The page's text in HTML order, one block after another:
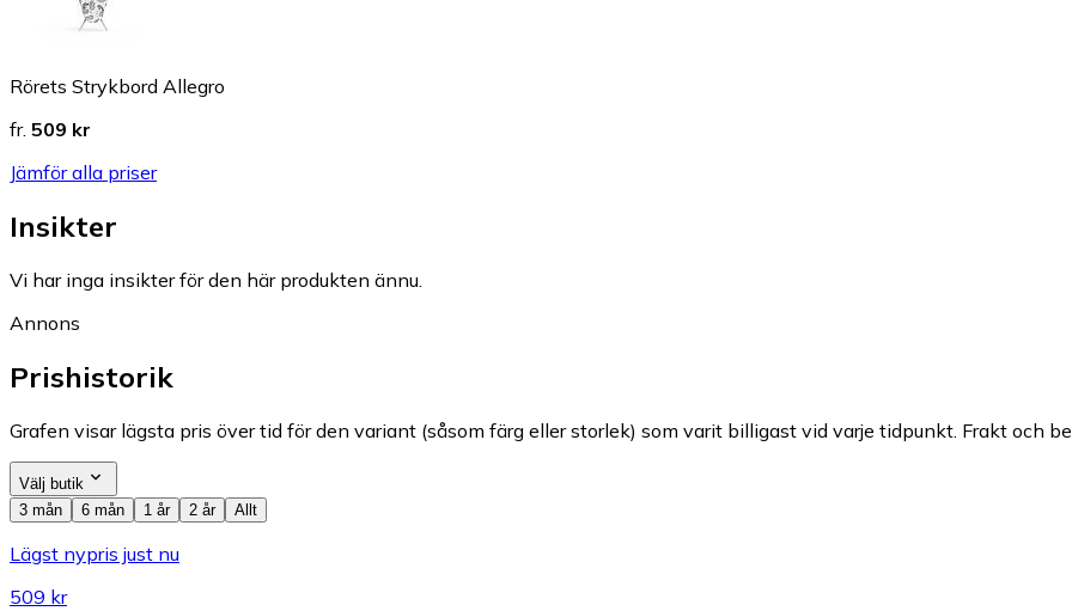
Rörets Strykbord Allegro
fr. 509 kr
Jämför alla priser
Insikter
Vi har inga insikter för den här produkten ännu.
Annons
Prishistorik
Grafen visar lägsta pris över tid för den variant (såsom färg eller storlek) som varit billigast vid varje tidpunkt. Frakt och
Välj butik
3 mån
6 mån 1 år 2 år Allt
Lägst nypris just nu
509 kr